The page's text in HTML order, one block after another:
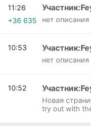
нет описания
11:26
+36 635
нет описания
10:53
Новая
try out with
10:52